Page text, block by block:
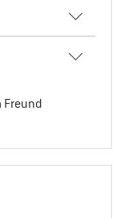
Freund